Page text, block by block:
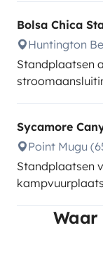
Bolsa Chica
Huntington
Standplaatsen
Sycamore
Point Mugu
Standplaatsen
Waar